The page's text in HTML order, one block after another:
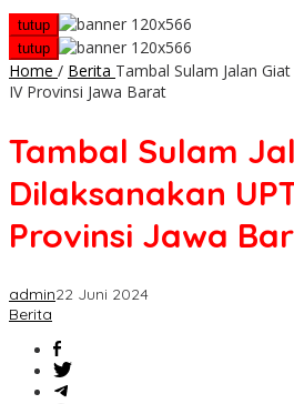
tutup
tutup
Home / Berita Tambal Sulam Jalan
IV Provinsi Jawa Barat
Tambal Sulam
Dilaksanakan
Provinsi Jawa
admin22 Juni 2024
Berita